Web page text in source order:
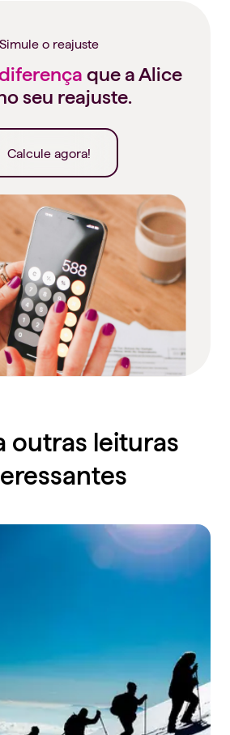
Simule o reajuste
que a Alice
seu reajuste.
Calcule agora!
outras leituras